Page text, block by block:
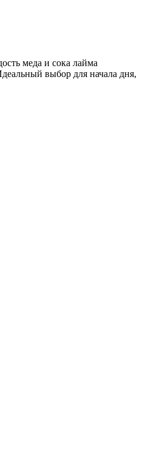
меда и сока лайма
выбор для начала дня,